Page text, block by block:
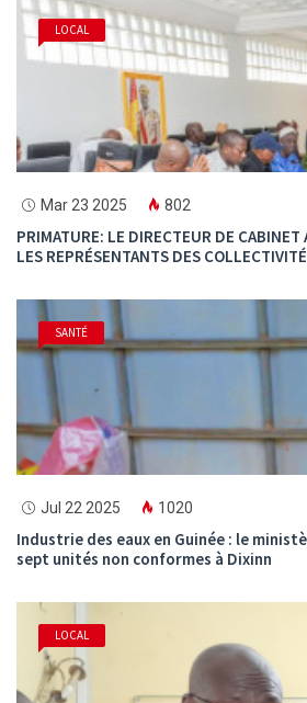
LOCAL
Mar 23 2025 802
PRIMATURE: LE DIRECTEUR DE
LES REPRÉSENTANTS DES COLLECTIVITÉ
SANTÉ
Jul 22 2025 1020
Industrie des eaux en Guinée : le
sept unités non conformes à Dixinn
LOCAL